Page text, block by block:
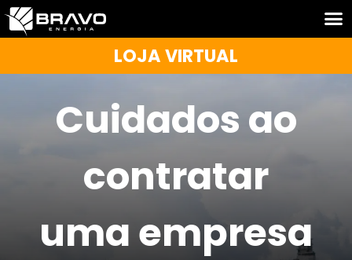
LOJA VIRTUAL
Cuidados ao
contratar
uma empresa